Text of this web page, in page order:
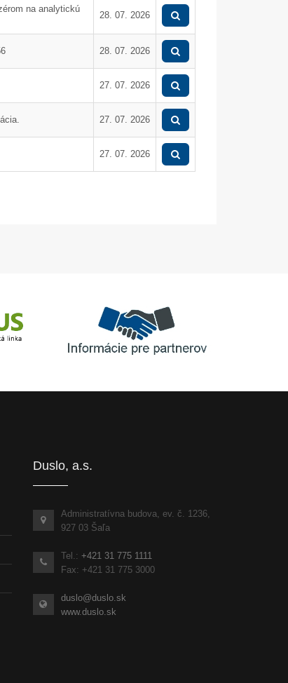
stroj na eLAD
Výmena
poľnom horáku 040-
040-X-902 +
na analytickú
28. 07. 2026
28. 07. 2026
27. 07. 2026
27. 07. 2026
27. 07. 2026
Duslo, a.s.
Administratívna budova, ev. č. 1236,
927 03 Šaľa
Tel.: +421 31 775 1111
Fax: +421 31 775 3000
duslo@duslo.sk
www.duslo.sk